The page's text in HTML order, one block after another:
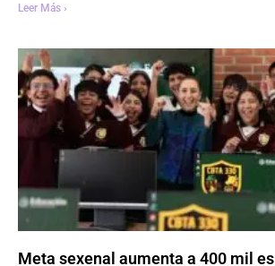
Leer Más ›
Meta sexenal aumenta a 400 mil